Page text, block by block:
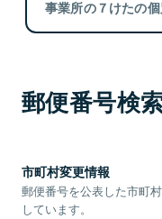
事業所の７けたの
郵便番号検
市町村変更情報
郵便番号を公表した市町
しています。